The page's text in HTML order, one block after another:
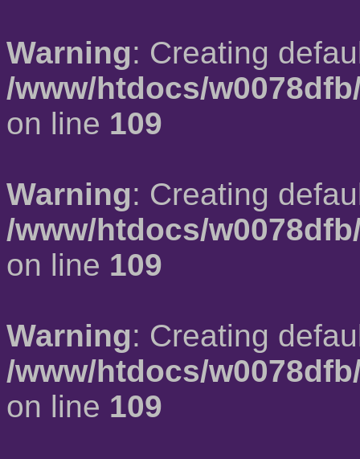
Warning: Creating
/www/htdocs/
on line 109
Warning: Creating
/www/htdocs/
on line 109
Warning: Creating
/www/htdocs/
on line 109